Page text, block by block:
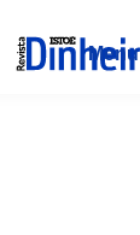
Menu